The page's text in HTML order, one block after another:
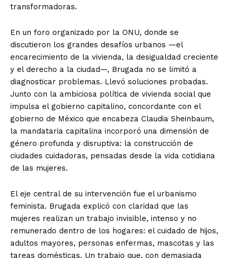
transformadoras.
En un foro organizado por la ONU, donde se
discutieron los grandes desafíos urbanos —el
encarecimiento de la vivienda, la desigualdad creciente
y el derecho a la ciudad—, Brugada no se limitó a
diagnosticar problemas. Llevó soluciones probadas.
Junto con la ambiciosa política de vivienda social que
impulsa el gobierno capitalino, concordante con el
gobierno de México que encabeza Claudia Sheinbaum,
la mandataria capitalina incorporó una dimensión de
género profunda y disruptiva: la construcción de
ciudades cuidadoras, pensadas desde la vida cotidiana
de las mujeres.
El eje central de su intervención fue el urbanismo
feminista. Brugada explicó con claridad que las
mujeres realizan un trabajo invisible, intenso y no
remunerado dentro de los hogares: el cuidado de hijos,
adultos mayores, personas enfermas, mascotas y las
tareas domésticas. Un trabajo que, con demasiada